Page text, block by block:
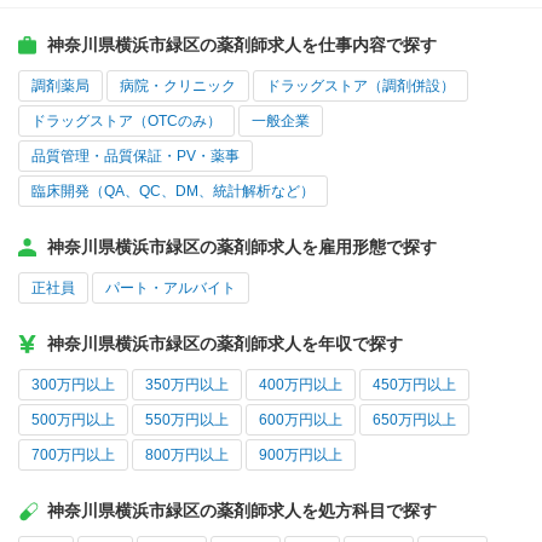
神奈川県横浜市緑区の薬剤師求人を仕事内容で探す
調剤薬局 病院・クリニック ドラッグストア（調剤併設）
ドラッグストア（OTCのみ） 一般企業
品質管理・品質保証・PV・薬事
臨床開発（QA、QC、DM、統計解析など）
神奈川県横浜市緑区の薬剤師求人を雇用形態で探す
正社員 パート・アルバイト
神奈川県横浜市緑区の薬剤師求人を年収で探す
300万円以上 350万円以上 400万円以上 450万円以上
500万円以上 550万円以上 600万円以上 650万円以上
700万円以上 800万円以上 900万円以上
神奈川県横浜市緑区の薬剤師求人を処方科目で探す